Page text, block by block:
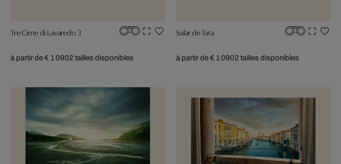
Tre Cime di Lavaredo 3
à partir de € 1 0902 tailles disponibles
Salar de Tara
à partir de € 1 0902 tailles disponibles